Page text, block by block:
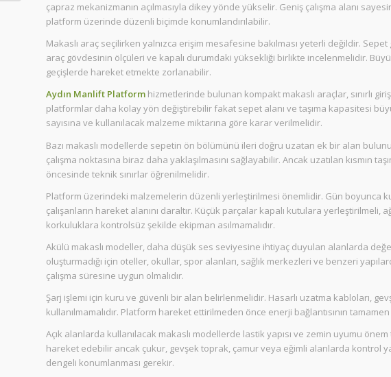
çapraz mekanizmanın açılmasıyla dikey yönde yükselir. Geniş çalışma alanı
platform üzerinde düzenli biçimde konumlandırılabilir.
Makaslı araç seçilirken yalnızca erişim mesafesine bakılması yeterli değildir.
araç gövdesinin ölçüleri ve kapalı durumdaki yüksekliği birlikte incelenmelidir.
geçişlerde hareket etmekte zorlanabilir.
Aydın Manlift Platform hizmetlerinde bulunan kompakt makaslı araçlar, sınırlı
platformlar daha kolay yön değiştirebilir fakat sepet alanı ve taşıma kapasitesi
sayısına ve kullanılacak malzeme miktarına göre karar verilmelidir.
Bazı makaslı modellerde sepetin ön bölümünü ileri doğru uzatan ek bir alan
çalışma noktasına biraz daha yaklaşılmasını sağlayabilir. Ancak uzatılan kısmın
öncesinde teknik sınırlar öğrenilmelidir.
Platform üzerindeki malzemelerin düzenli yerleştirilmesi önemlidir. Gün boyunca
çalışanların hareket alanını daraltır. Küçük parçalar kapalı kutulara yerleştirilmeli,
korkuluklara kontrolsüz şekilde ekipman asılmamalıdır.
Akülü makaslı modeller, daha düşük ses seviyesine ihtiyaç duyulan alanlarda
oluşturmadığı için oteller, okullar, spor alanları, sağlık merkezleri ve benzeri
çalışma süresine uygun olmalıdır.
Şarj işlemi için kuru ve güvenli bir alan belirlenmelidir. Hasarlı uzatma kabloları,
kullanılmamalıdır. Platform hareket ettirilmeden önce enerji bağlantısının tamamen
Açık alanlarda kullanılacak makaslı modellerde lastik yapısı ve zemin uyumu
hareket edebilir ancak çukur, gevşek toprak, çamur veya eğimli alanlarda kontrol
dengeli konumlanması gerekir.